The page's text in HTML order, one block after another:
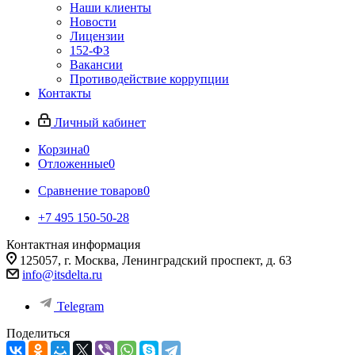
Наши клиенты
Новости
Лицензии
152-ФЗ
Вакансии
Противодействие коррупции
Контакты
Личный кабинет
Корзина0
Отложенные0
Сравнение товаров0
+7 495 150-50-28
Контактная информация
125057, г. Москва, Ленинградский проспект, д. 63
info@itsdelta.ru
Telegram
Поделиться